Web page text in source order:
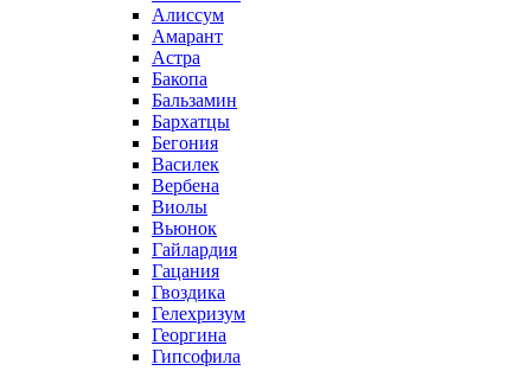
Алиссум
Амарант
Астра
Бакопа
Бальзамин
Бархатцы
Бегония
Василек
Вербена
Виолы
Вьюнок
Гайлардия
Гацания
Гвоздика
Гелехризум
Георгина
Гипсофила